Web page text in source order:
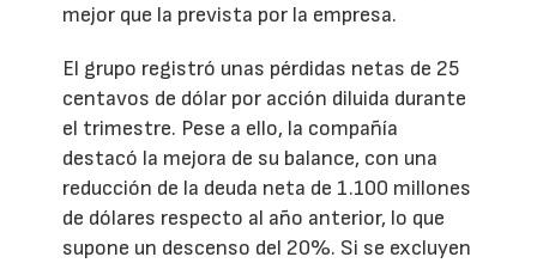
mejor que la prevista por la empresa.
El grupo registró unas pérdidas netas de 25
centavos de dólar por acción diluida durante
el trimestre. Pese a ello, la compañía
destacó la mejora de su balance, con una
reducción de la deuda neta de 1.100 millones
de dólares respecto al año anterior, lo que
supone un descenso del 20%. Si se excluyen